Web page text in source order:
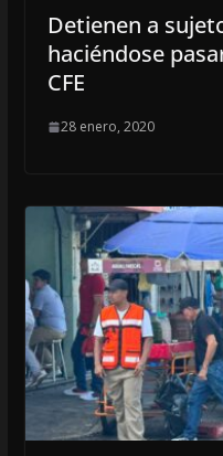
Detienen a
haciéndose
CFE
28 enero, 2020